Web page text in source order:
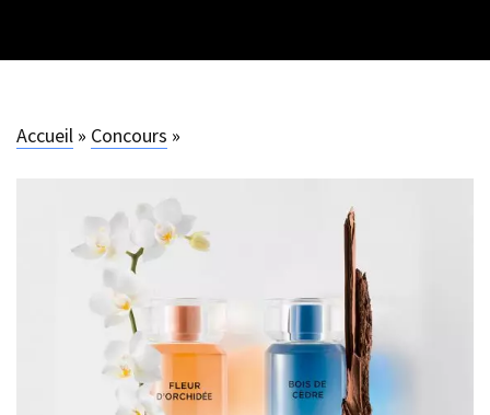
Accueil » Concours »